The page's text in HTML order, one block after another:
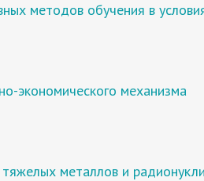
методов обучения в
экономического механизма
металлов и